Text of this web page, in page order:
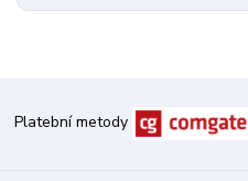
Platební metody